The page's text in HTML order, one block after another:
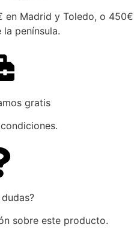
en Madrid y Toledo, o 450€
península.
gratis
sobre este producto.